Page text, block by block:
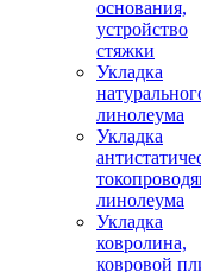
основания,
устройство
стяжки
Укладка
линолеума
Укладка
линолеума
Укладка
ковролина,
ковровой